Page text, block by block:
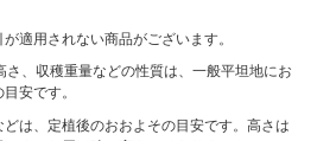
適用されない商品がございます。
、収穫重量などの性質は、一般平坦地にお
安です。
は、定植後のおおよその目安です。高さは